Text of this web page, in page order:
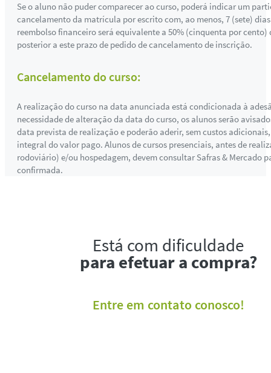
Se o aluno não puder comparecer ao curso, poderá indicar um
cancelamento da matrícula por escrito com, ao menos, 7 (sete)
reembolso financeiro será equivalente a 50% (cinquenta por
posterior a este prazo de pedido de cancelamento de inscrição.
Cancelamento do curso:
A realização do curso na data anunciada está condicionada à
necessidade de alteração da data do curso, os alunos serão
data prevista de realização e poderão aderir, sem custos
integral do valor pago. Alunos de cursos presenciais, antes de
rodoviário) e/ou hospedagem, devem consultar Safras & Mercado
confirmada.
Está com dificuldade
para efetuar a compra?
Entre em contato conosco!